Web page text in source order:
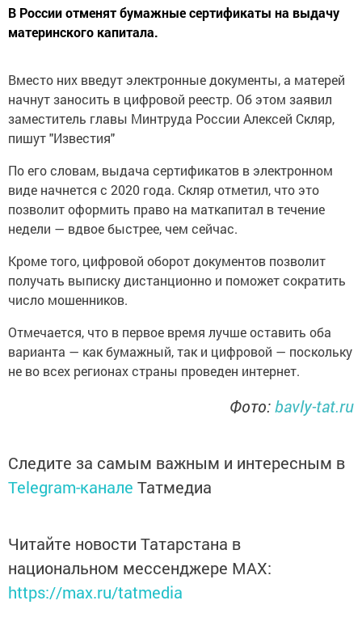
В России отменят бумажные сертификаты на выдачу
материнского капитала.
Вместо них введут электронные документы, а матерей
начнут заносить в цифровой реестр. Об этом заявил
заместитель главы Минтруда России Алексей Скляр,
пишут "Известия"
По его словам, выдача сертификатов в электронном
виде начнется с 2020 года. Скляр отметил, что это
позволит оформить право на маткапитал в течение
недели — вдвое быстрее, чем сейчас.
Кроме того, цифровой оборот документов позволит
получать выписку дистанционно и поможет сократить
число мошенников.
Отмечается, что в первое время лучше оставить оба
варианта — как бумажный, так и цифровой — поскольку
не во всех регионах страны проведен интернет.
Фото:bavly-tat.ru
Следите за самым важным и интересным в
Telegram-канале Татмедиа
Читайте новости Татарстана в
национальном мессенджере MАХ:
https://max.ru/tatmedia